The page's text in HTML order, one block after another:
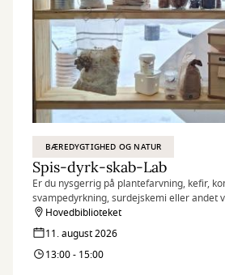
BÆREDYGTIGHED OG NATUR
Spis-dyrk-skab-Lab
Er du nysgerrig på plantefarvning, kefir,
svampedyrkning, surdejskemi eller andet
– så kig forbi vores åbne lab og hør mere.
Hovedbiblioteket
11. august 2026
13:00 - 15:00